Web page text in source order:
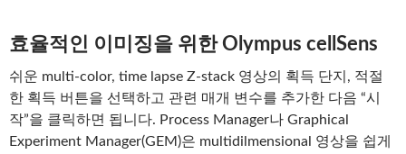
효율적인 이미징을 위한 Olympus cellSens
쉬운 multi-color, time lapse Z-stack 영상의 획득 단지, 적절
한 획득 버튼을 선택하고 관련 매개 변수를 추가한 다음 “시
작”을 클릭하면 됩니다. Process Manager나 Graphical
Experiment Manager(GEM)은 multidilmensional 영상을 쉽게